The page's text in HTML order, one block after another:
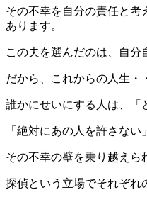
その不幸を自分の責任と考
あります。
この夫を選んだのは、自分
だから、これからの人生・
誰かにせいにする人は、「
「絶対にあの人を許さな
その不幸の壁を乗り越えら
探偵という立場でそれぞれ